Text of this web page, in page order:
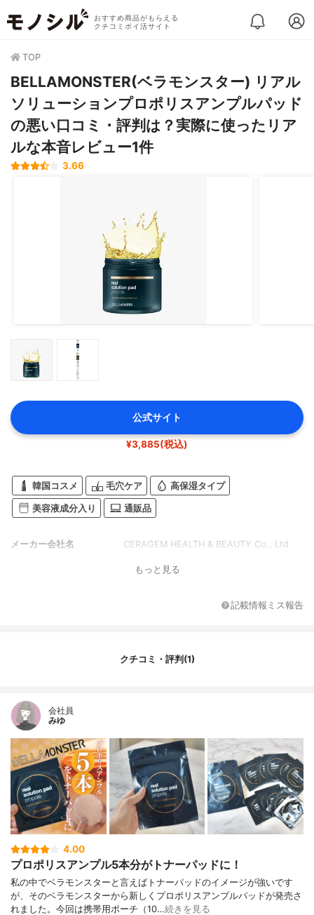
おすすめ商品がもらえる
クチコミポイ活サイト
TOP
BELLAMONSTER(ベラモンスター) リアル
ソリューションプロポリスアンプルパッド
の悪い口コミ・評判は？実際に使ったリア
ルな本音レビュー1件
3.66
公式サイト
¥3,885(税込)
韓国コスメ 毛穴ケア 高保湿タイプ
美容液成分入り 通販品
メーカー会社名 CERAGEM HEALTH & BEAUTY Co., Ltd
もっと見る
記載情報ミス報告
クチコミ・評判(1)
会社員
みゆ
4.00
プロポリスアンプル5本分がトナーパッドに！
私の中でベラモンスターと言えばトナーパッドのイメージが強いです
が、そのベラモンスターから新しくプロポリスアンプルパッドが発売さ
れました。今回は携帯用ポーチ（10…続きを見る